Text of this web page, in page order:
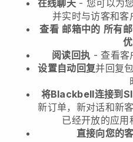
在线聊天- 您可以为您
并实时与访客和客
查看 邮箱中的 所有
阅读回执 - 查看客
设置自动回复并回复
将Blackbell连接到
新订单，新对话和新
已经开放的应用
直接向您的